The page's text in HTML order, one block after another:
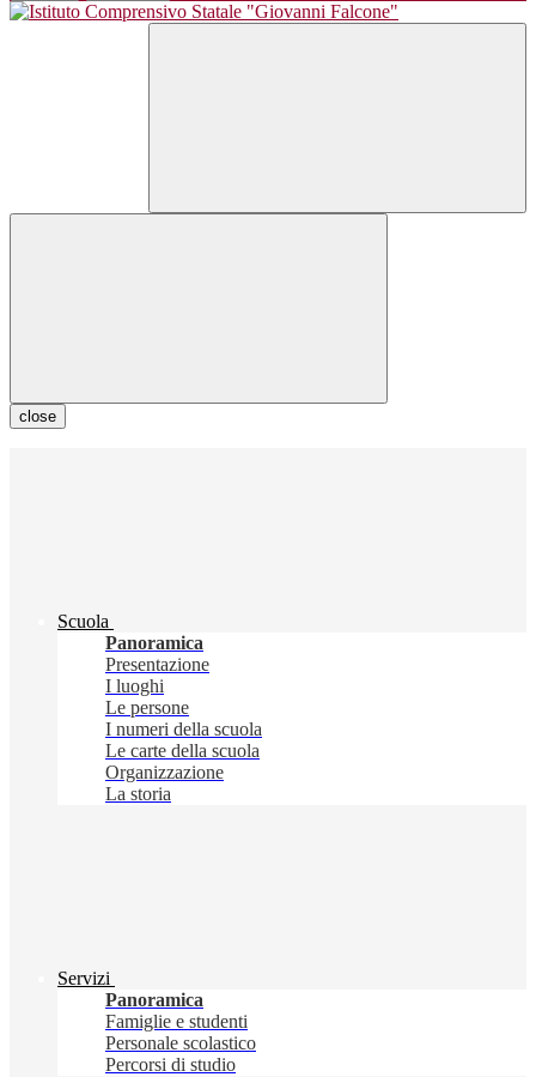
close
Scuola
Panoramica
Presentazione
I luoghi
Le persone
I numeri della scuola
Le carte della scuola
Organizzazione
La storia
Servizi
Panoramica
Famiglie e studenti
Personale scolastico
Percorsi di studio